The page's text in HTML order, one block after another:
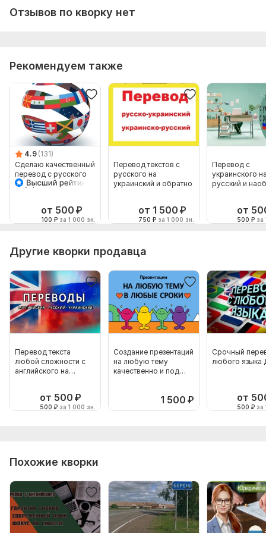
Отзывов по кворку нет
Рекомендуем также
4.9 (131)
Сделаю качественный
перевод с русского
на украинский и
от 500 ₽
100 ₽ за 1 000 зн.
Перевод текстов с
русского на
украинский и обратно
от 1 500 ₽
750 ₽ за 1 000 зн.
Перевод с
украинского
русский и
от
500 ₽ за
Другие кворки продавца
Перевод текста
любой сложности с
английского на
от 500 ₽
500 ₽ за 1 000 зн.
Создание презентаций
на любую тему
качественно и под
1 500 ₽
Срочный
любого языка
от
500 ₽ за
Похожие кворки